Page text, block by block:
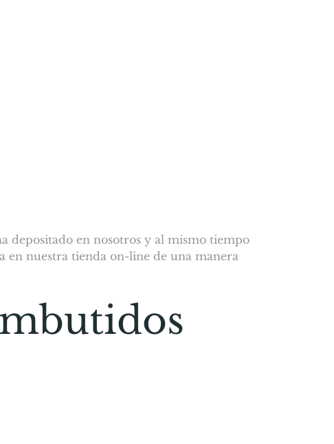
depositado en nosotros y al mismo tiempo
en nuestra tienda on-line de una manera